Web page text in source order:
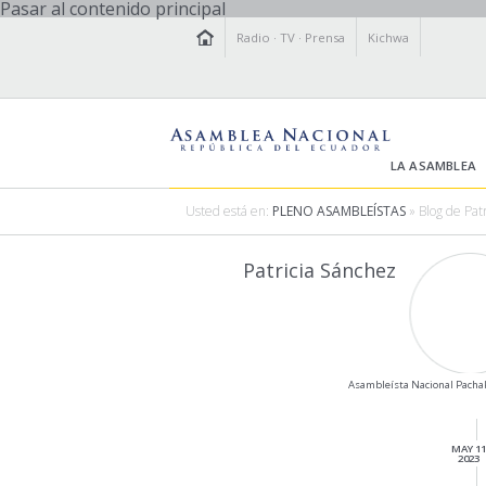
Pasar al contenido principal
Radio ·TV · Prensa Kichwa
LA ASAMBLEA
Usted está en: PLENO ASAMBLEÍSTAS » Blog de
Patricia Sánchez
Asambleísta Nacional
MAY 11
2023